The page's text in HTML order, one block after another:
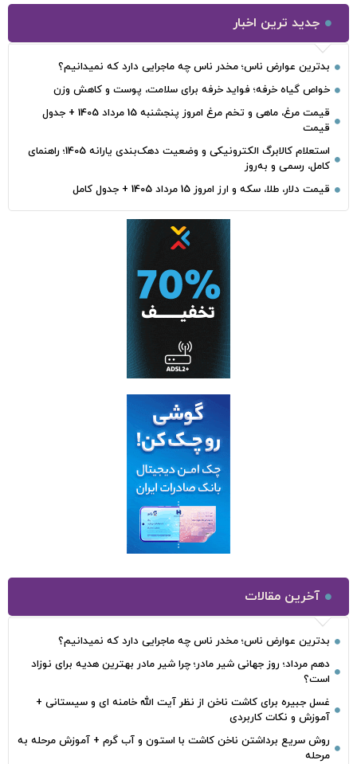
جدید ترین اخبار
بدترین عوارض ناس؛ مخدر ناس چه ماجرایی دارد که نمیدانیم؟
خواص گیاه خرفه؛ فواید خرفه برای سلامت، پوست و کاهش وزن
قیمت مرغ، ماهی و تخم مرغ امروز پنجشنبه 15 مرداد 1405 + جدول
قیمت
استعلام کالابرگ الکترونیکی و وضعیت دهک‌بندی یارانه 1405؛ راهنمای
کامل، رسمی و به‌روز
قیمت دلار، طلا، سکه و ارز امروز 15 مرداد 1405 + جدول کامل
آخرین مقالات
بدترین عوارض ناس؛ مخدر ناس چه ماجرایی دارد که نمیدانیم؟
دهم مرداد؛ روز جهانی شیر مادر؛ چرا شیر مادر بهترین هدیه برای نوزاد
است؟
غسل جبیره برای کاشت ناخن از نظر آیت الله خامنه ای و سیستانی +
آموزش و نکات کاربردی
روش سریع برداشتن ناخن کاشت با استون و آب گرم + آموزش مرحله به
مرحله